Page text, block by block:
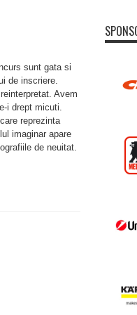
sunt gata si
de inscriere.
Avem
i drept micuti.
reprezinta
imaginar apare
de neuitat.